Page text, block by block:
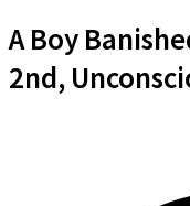
A Boy
2nd,